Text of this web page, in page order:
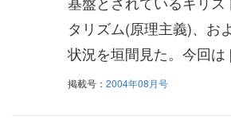
タリズム(原理主義)、お
状況を垣間見た。今回
掲載号： 2004年08月号